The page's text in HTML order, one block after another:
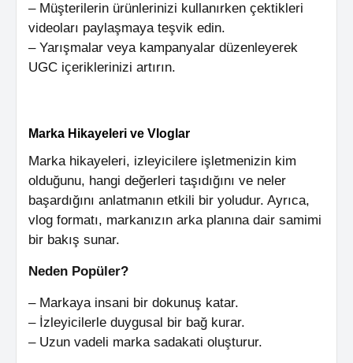
– Müşterilerin ürünlerinizi kullanırken çektikleri
videoları paylaşmaya teşvik edin.
– Yarışmalar veya kampanyalar düzenleyerek
UGC içeriklerinizi artırın.
Marka Hikayeleri ve Vloglar
Marka hikayeleri, izleyicilere işletmenizin kim
olduğunu, hangi değerleri taşıdığını ve neler
başardığını anlatmanın etkili bir yoludur. Ayrıca,
vlog formatı, markanızın arka planına dair samimi
bir bakış sunar.
Neden Popüler?
– Markaya insani bir dokunuş katar.
– İzleyicilerle duygusal bir bağ kurar.
– Uzun vadeli marka sadakati oluşturur.